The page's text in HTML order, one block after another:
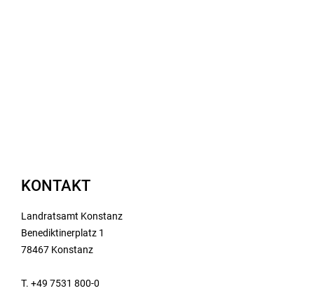
KONTAKT
Landratsamt Konstanz
Benediktinerplatz 1
78467 Konstanz
T. +49 7531 800-0